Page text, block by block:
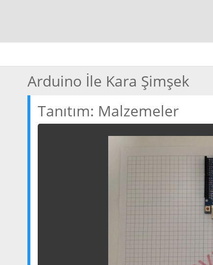
Seçilmiş
Arduino İle Kara Şimşek
Tanıtım: Malzemeler